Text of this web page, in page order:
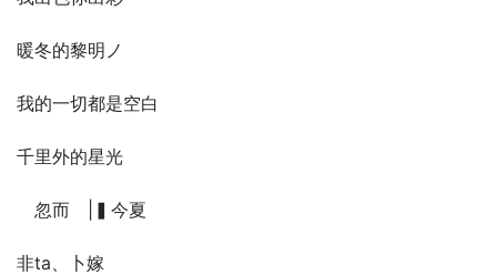
暖冬的黎明ノ
我的一切都是空白
千里外的星光
ゞ忽而　|▍今夏
非ta、卜嫁